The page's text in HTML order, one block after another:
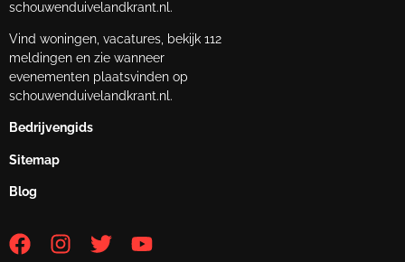
schouwenduivelandkrant.nl.
Vind woningen, vacatures, bekijk 112
meldingen en zie wanneer
evenementen plaatsvinden op
schouwenduivelandkrant.nl.
Bedrijvengids
Sitemap
Blog